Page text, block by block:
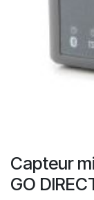
Capteur
GO